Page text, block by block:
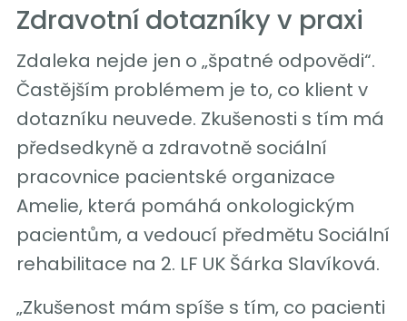
Zdravotní dotazníky v praxi
Zdaleka nejde jen o „špatné odpovědi“.
Častějším problémem je to, co klient v
dotazníku neuvede. Zkušenosti s tím má
předsedkyně a zdravotně sociální
pracovnice pacientské organizace
Amelie, která pomáhá onkologickým
pacientům, a vedoucí předmětu Sociální
rehabilitace na 2. LF UK Šárka Slavíková.
„Zkušenost mám spíše s tím, co pacienti